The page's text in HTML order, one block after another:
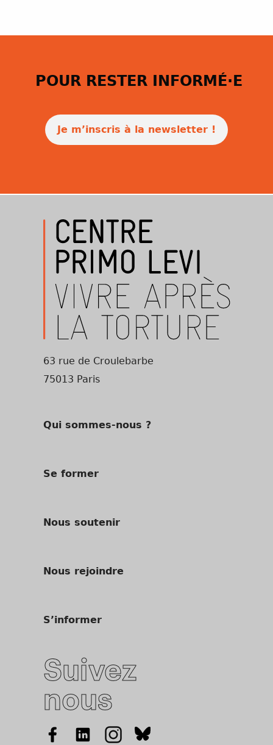
POUR RESTER INFORMÉ·E
Je m’inscris à la newsletter !
63 rue de Croulebarbe
75013 Paris
Qui sommes-nous ?
Se former
Nous soutenir
Nous rejoindre
S’informer
Suivez
nous